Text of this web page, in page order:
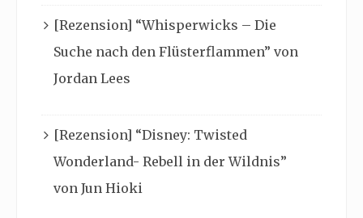
[Rezension] “Whisperwicks – Die
Suche nach den Flüsterflammen” von
Jordan Lees
[Rezension] “Disney: Twisted
Wonderland- Rebell in der Wildnis”
von Jun Hioki